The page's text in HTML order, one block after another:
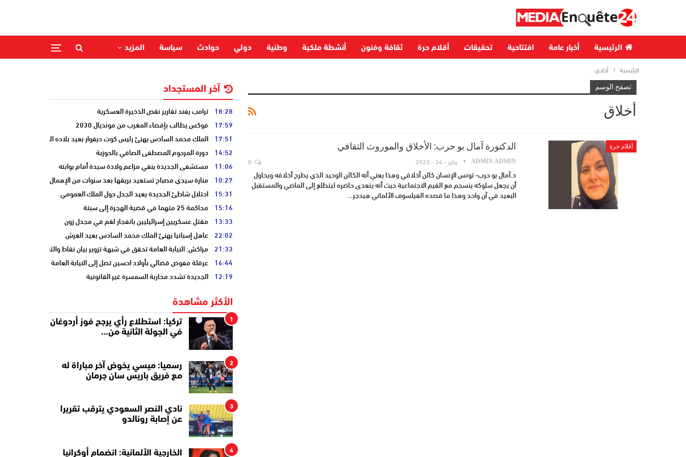
الرئيسية أخبار عامة افتتاحية تحقيقات أقلام حرة ثقافة وفنون أنشطة ملكية وطنية دولي حوادث سياسة المزيد
الرئيسية أخلاق
تصفح الوسم
أخلاق
أقلام حرة الدكتورة آمال بو حرب: الأخلاق والموروث الثقافي
ADMIN ADMIN يناير - 24 - 2023
د.آمال بو حرب- تونس الإنسان كائن أخلاقي وهذا يعني أنه الكائن الوحيد الذي يطرح أخلاقه ويحاول
أن يجعل سلوكه ينسجم مع القيم الاجتماعية حيث أنه يتعدى حاضره ليتطلع إلى الماضي والمستقبل
البعيد في آن واحد وهذا ما قصده الفيلسوف الألماني هيدجر…
آخر المستجداد
18:28 ترامب يفند تقارير نقص الذخيرة العسكرية
17:59 فوكس يطالب بإقصاء المغرب من مونديال 2030
17:51 الملك محمد السادس يهنئ رئيس كوت ديفوار بعيد بلاده الوطني
14:52 دورة المرحوم المصطفى الصافي بالحوزية
11:06 مستشفى الجديدة ينفي مزاعم ولادة سيدة أمام بوابته
10:27 منارة سيدي مصباح تستعيد بريقها بعد سنوات من الإهمال
15:31 احتلال شاطئ الجديدة يعيد الجدل حول الملك العمومي
15:16 محاكمة 25 متهما في قضية الهجرة إلى سبتة
13:33 مقتل عسكريين إسرائيليين بانفجار لغم في مجدل زون
22:02 عاهل إسبانيا يهنئ الملك محمد السادس بعيد العرش
21:33 مراكش: النيابة العامة تحقق في شبهة تزوير بيان نقاط والتشهير بطالب
16:44 عرقلة مفوض قضائي بأولاد احسين تصل إلى النيابة العامة
12:19 الجديدة تشدد محاربة السمسرة غير القانونية
الأكثر مشاهدة
1
تركيا: استطلاع رأي يرجح فوز أردوغان
في الجولة الثانية من…
2
رسميا: ميسي يخوض آخر مباراة له
مع فريق باريس سان جرمان
3
نادي النصر السعودي يترقب تقريرا
عن إصابة رونالدو
4 الخارجية الألمانية: انضمام أوكرانيا